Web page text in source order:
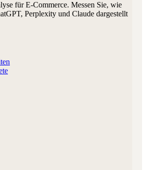
für E-Commerce. Messen Sie, wie
Perplexity und Claude dargestellt